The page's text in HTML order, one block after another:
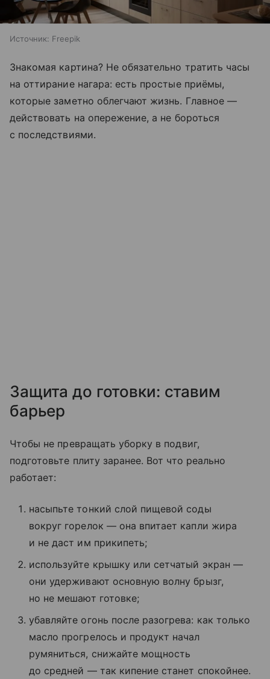
Источник: Freepik
Знакомая картина? Не обязательно тратить часы
на оттирание нагара: есть простые приёмы,
которые заметно облегчают жизнь. Главное —
действовать на опережение, а не бороться
с последствиями.
Защита до готовки: ставим
барьер
Чтобы не превращать уборку в подвиг,
подготовьте плиту заранее. Вот что реально
работает:
насыпьте тонкий слой пищевой соды
вокруг горелок — она впитает капли жира
и не даст им прикипеть;
используйте крышку или сетчатый экран —
они удерживают основную волну брызг,
но не мешают готовке;
убавляйте огонь после разогрева: как только
масло прогрелось и продукт начал
румяниться, снижайте мощность
до средней — так кипение станет спокойнее.